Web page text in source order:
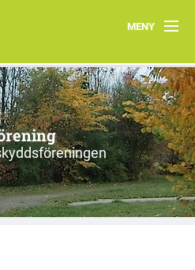
MENY
Hem
Program
Vad vi gör
Vi tycker
Cykling